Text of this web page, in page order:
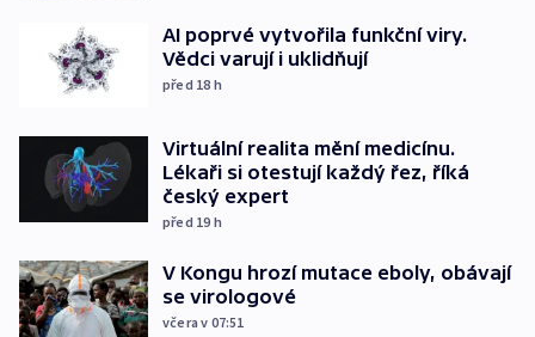
AI poprvé vytvořila funkční viry.
Vědci varují i uklidňují
před 18 h
Virtuální realita mění medicínu.
Lékaři si otestují každý řez, říká
český expert
před 19 h
V Kongu hrozí mutace eboly, obávají
se virologové
včera v 07:51